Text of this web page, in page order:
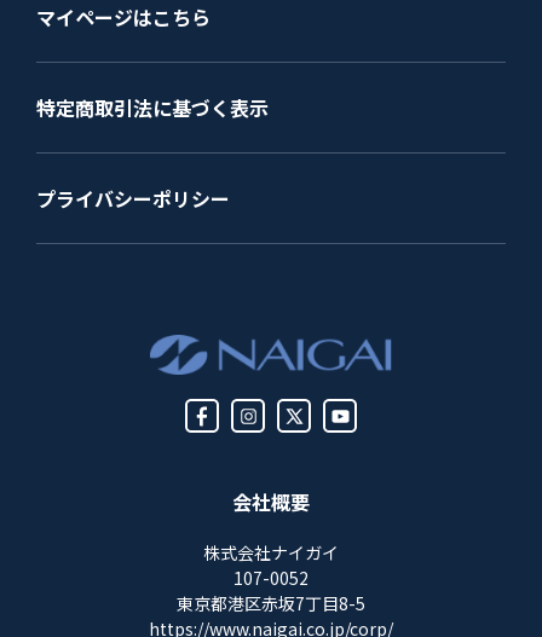
会社概要
株式会社ナイガイ
107-0052
東京都港区赤坂7丁目8-5
https://www.naigai.co.jp/corp/
マイページはこちら
特定商取引法に基づく表示
プライバシーポリシー